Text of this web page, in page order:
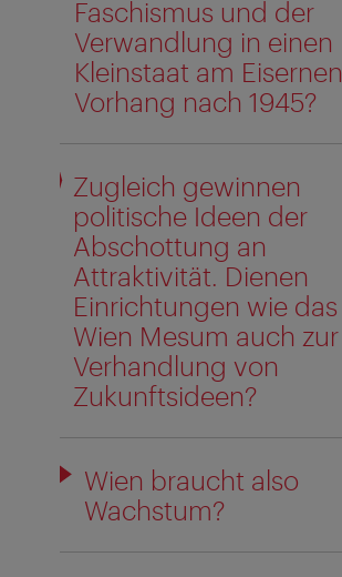
Faschismus und der
Verwandlung in einen
Kleinstaat am Eisernen
Vorhang nach 1945?
Zugleich gewinnen
politische Ideen der
Abschottung an
Attraktivität. Dienen
Einrichtungen wie das
Wien Mesum auch zur
Verhandlung von
Zukunftsideen?
Wien braucht also
Wachstum?